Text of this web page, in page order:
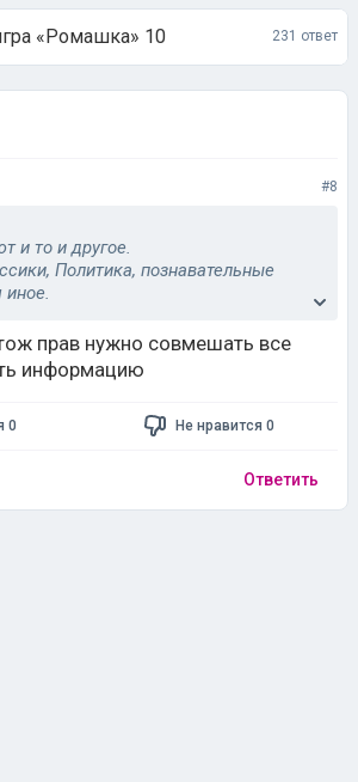
«Ромашка» 10 231 ответ
#8
и то и другое.
Политика, познавательные
жизни, и не только
читают запоем.
тупой.
прав нужно совмешать все
информацию
0 Не нравится 0
Ответить